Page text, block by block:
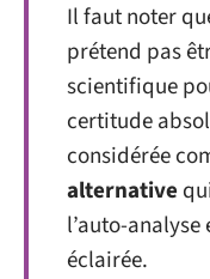
Il faut noter
prétend pas
scientifique
certitude
considérée
alternative
l’auto-
éclairée.